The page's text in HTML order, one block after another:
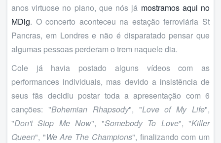
anos virtuose no piano, que nós já mostramos aqui no
MDig. O concerto aconteceu na estação ferroviária St
Pancras, em Londres e não é disparatado pensar que
algumas pessoas perderam o trem naquele dia.
Cole já havia postado alguns vídeos com as
performances individuais, mas devido a insistência de
seus fãs decidiu postar toda a apresentação com 6
canções: "Bohemian Rhapsody", "Love of My Life",
"Don't Stop Me Now", "Somebody To Love", "Killer
Queen", "We Are The Champions", finalizando com um